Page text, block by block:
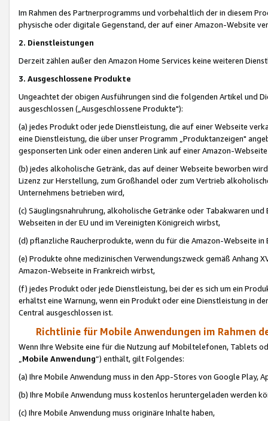
Im Rahmen des Partnerprogramms und vorbehaltlich der in diesem
physische oder digitale Gegenstand, der auf einer Amazon-Website
2. Dienstleistungen
Derzeit zählen außer den Amazon Home Services keine weiteren
3. Ausgeschlossene Produkte
Ungeachtet der obigen Ausführungen sind die folgenden Artikel und
ausgeschlossen („Ausgeschlossene Produkte"):
(a) jedes Produkt oder jede Dienstleistung, die auf einer Webseite
eine Dienstleistung, die über unser Programm „Produktanzeigen"
gesponserten Link oder einen anderen Link auf einer Amazon-
(b) jedes alkoholische Getränk, das auf deiner Webseite beworben
Lizenz zur Herstellung, zum Großhandel oder zum Vertrieb
Unternehmens betrieben wird,
(c) Säuglingsnahruhrung, alkoholische Getränke oder Tabakwaren
Webseiten in der EU und im Vereinigten Königreich wirbst,
(d) pflanzliche Raucherprodukte, wenn du für die Amazon-Webseite in
(e) Produkte ohne medizinischen Verwendungszweck gemäß Anhang
Amazon-Webseite in Frankreich wirbst,
(f) jedes Produkt oder jede Dienstleistung, bei der es sich um ein
erhältst eine Warnung, wenn ein Produkt oder eine Dienstleistung in
Central ausgeschlossen ist.
Richtlinie für Mobile Anwendungen im Rahmen
Wenn Ihre Website eine für die Nutzung auf Mobiltelefonen, Tablets
„Mobile Anwendung“) enthält, gilt Folgendes:
(a) Ihre Mobile Anwendung muss in den App-Stores von Google Play,
(b) Ihre Mobile Anwendung muss kostenlos heruntergeladen werden
(c) Ihre Mobile Anwendung muss originäre Inhalte haben,